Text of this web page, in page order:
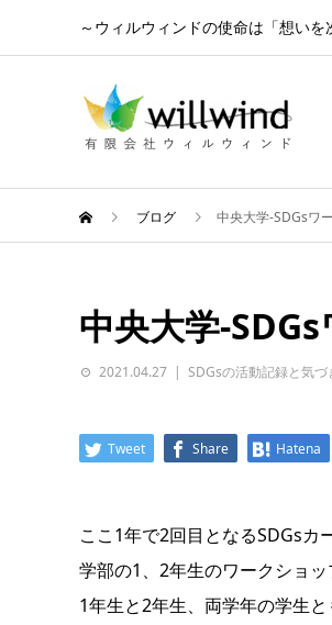
～ウィルウィンドの使命は「想い
ブログ 中央大学-SDGsワ
中央大学-
2021.04.27 SDGsの活動記録と気づ
Tweet Share Hatena
ここ1年で2回目となるSDGs
学部の1、2年生のワークショッ
1年生と2年生、両学年の学生